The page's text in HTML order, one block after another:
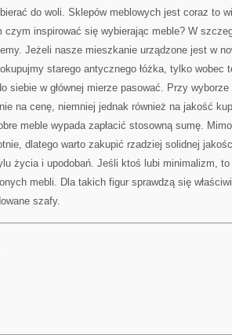
do woli. Sklepów meblowych jest coraz to
czym inspirować się wybierając meble? W
Jeżeli nasze mieszkanie urządzone jest w
starego antycznego łóżka, tylko wobec
siebie w głównej mierze pasować. Przy
na cenę, niemniej jednak również na jakość
meble wypada zapłacić stosowną sumę.
dlatego warto zakupić rzadziej solidnej
życia i upodobań. Jeśli ktoś lubi minimalizm, to
mebli. Dla takich figur sprawdzą się
szafy.